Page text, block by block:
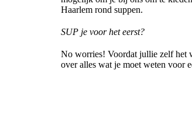
Haarlem rond suppen.
SUP je voor het eerst?
No worries! Voordat jullie zelf het
over alles wat je moet weten voor